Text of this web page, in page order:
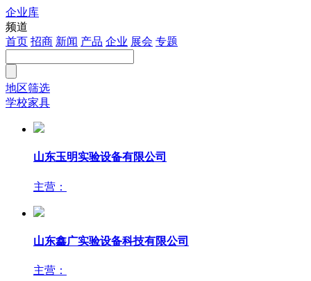
企业库
频道
首页 招商 新闻 产品 企业 展会 专题
地区筛选
学校家具
山东玉明实验设备有限公司
主营：
山东鑫广实验设备科技有限公司
主营：